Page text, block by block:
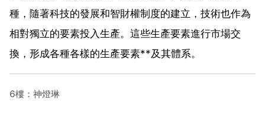
種，隨著科技的發展和智財權制度的建立，技術也作為
相對獨立的要素投入生產。這些生產要素進行市場交
換，形成各種各樣的生產要素**及其體系。
6樓：神燈琳